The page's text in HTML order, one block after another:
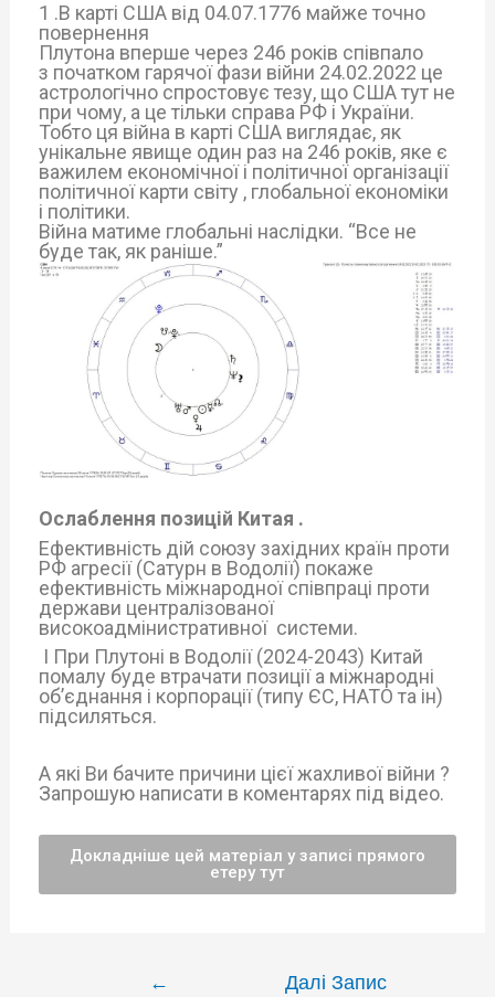
1 .В карті США від 04.07.1776 майже точно
повернення
Плутона вперше через 246 років співпало
з початком гарячої фази війни 24.02.2022 це
астрологічно спростовує тезу, що США тут не
при чому, а це тільки справа РФ і України.
Тобто ця війна в карті США виглядає, як
унікальне явище один раз на 246 років, яке є
важилем економічної і політичної організації
політичної карти світу , глобальної економіки
і політики.
Війна матиме глобальні наслідки. “Все не
буде так, як раніше.”
Ослаблення позицій Китая .
Ефективність дій союзу західних країн проти
РФ агресії (Сатурн в Водолії) покаже
ефективність міжнародної співпраці проти
держави централізованої
високоадмінистративної системи.
І При Плутоні в Водолії (2024-2043) Китай
помалу буде втрачати позиції а міжнародні
об’єднання і корпорації (типу ЄС, НАТО та ін)
підсиляться.
А які Ви бачите причини цієї жахливої війни ?
Запрошую написати в коментарях під відео.
Докладніше цей матеріал у записі прямого
етеру тут
← Далі Запис